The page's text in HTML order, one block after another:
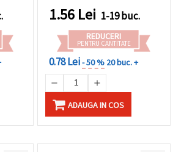
scrapbooking și Mixed
Media, 1 buc.
1.56 Lei 1-19 buc.
REDUCERI
PENTRU CANTITATE
0.78 Lei- 50 % 20 buc. +
ADAUGA IN COS